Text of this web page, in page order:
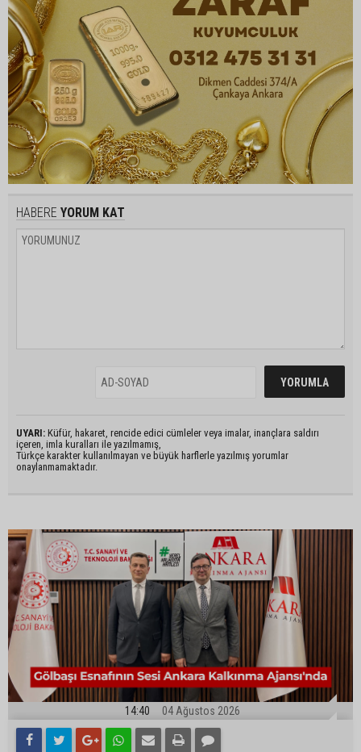
HABERE YORUM KAT
UYARI: Küfür, hakaret, rencide edici cümleler veya imalar, inançlara saldırı
içeren, imla kuralları ile yazılmamış,
Türkçe karakter kullanılmayan ve büyük harflerle yazılmış yorumlar
onaylanmamaktadır.
14:40 04 Ağustos 2026